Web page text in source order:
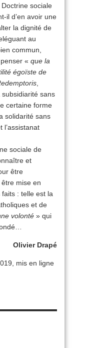
sociale
il d’en avoir une
la dignité de
au
commun,
« que la
égoïste de
sans
certaine forme
solidarité sans
l’assistanat
sociale de
et
être
mise en
: telle est la
et de
volonté » qui
Olivier Drapé
mis en ligne